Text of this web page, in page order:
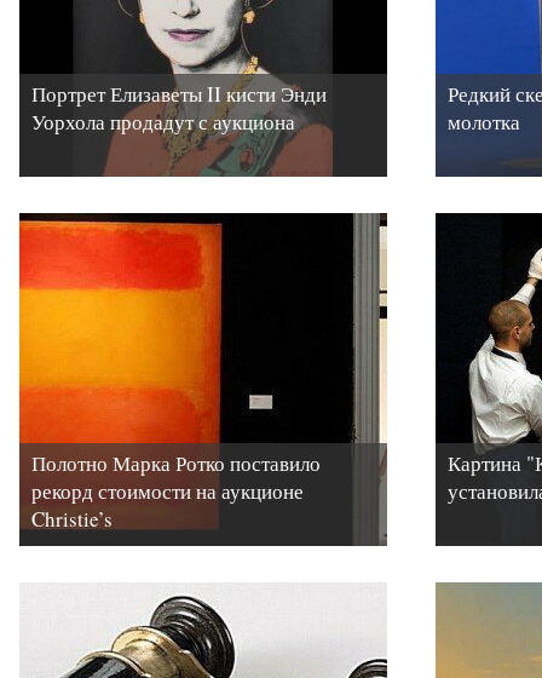
Портрет Елизаветы II кисти Энди
Уорхола продадут с аукциона
Редкий
молотка
Полотно Марка Ротко поставило
рекорд стоимости на аукционе
Christie’s
Картина